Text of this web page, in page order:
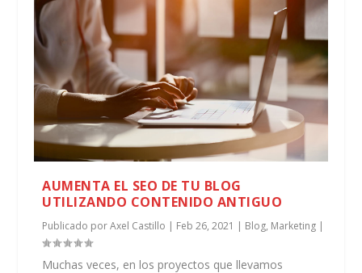
AUMENTA EL SEO DE TU BLOG
UTILIZANDO CONTENIDO ANTIGUO
Publicado porAxel Castillo | Feb 26, 2021 | Blog, Marketing |
Muchas veces, en los proyectos que llevamos